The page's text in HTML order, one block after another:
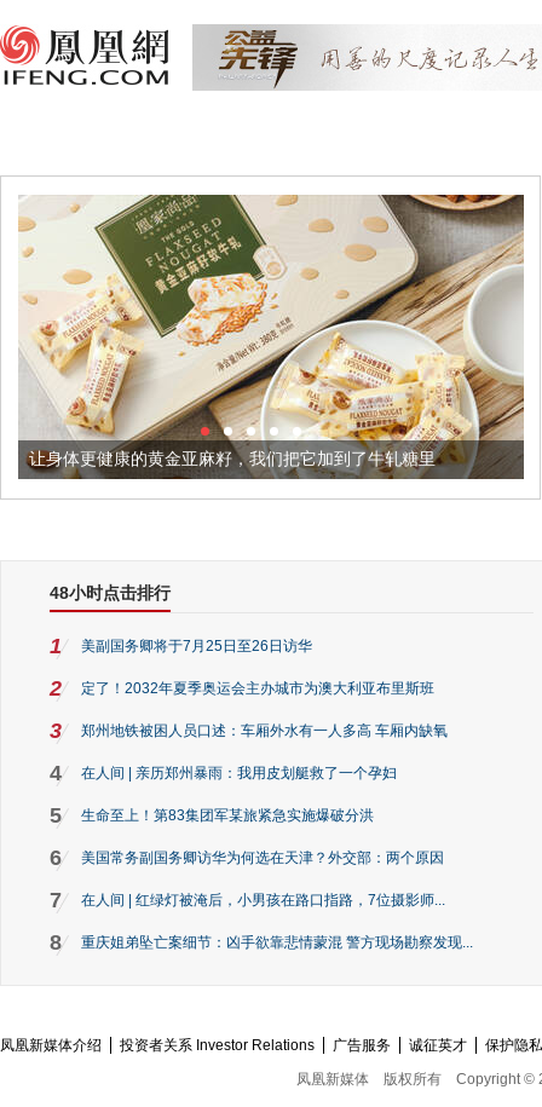
的黄金亚麻籽，我们把它加到了牛轧糖里 被列入佛家七
48小时点击排行
1 美副国务卿将于7月25日至26日访华
2 定了！2032年夏季奥运会主办城市为澳大利亚布里斯班
3 郑州地铁被困人员口述：车厢外水有一人多高 车厢内缺氧
4 在人间 | 亲历郑州暴雨：我用皮划艇救了一个孕妇
5 生命至上！第83集团军某旅紧急实施爆破分洪
6 美国常务副国务卿访华为何选在天津？外交部：两个原因
7 在人间 | 红绿灯被淹后，小男孩在路口指路，7位摄影师...
8 重庆姐弟坠亡案细节：凶手欲靠悲情蒙混 警方现场勘察发现...
凤凰新媒体介绍 投资者关系 Investor Relations 广告服务 诚征英才
保护隐
凤凰新媒体
版权所有 Copyright ©